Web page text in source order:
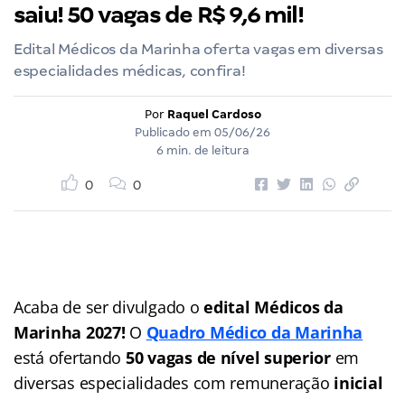
saiu! 50 vagas de R$ 9,6 mil!
Edital Médicos da Marinha oferta vagas em diversas
especialidades médicas, confira!
Por Raquel Cardoso
Publicado em 05/06/26
6 min. de leitura
0 0
Acaba de ser divulgado oedital Médicos da
Marinha 2027! O Quadro Médico da Marinha
está ofertando 50 vagas de nível superiorem
diversas especialidades com remuneração inicial